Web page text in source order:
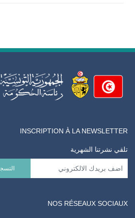
INSCRIPTION À LA NEWSLETTER
تلقي نشرتنا الشهرية
NOS RÉSEAUX SOCIAUX